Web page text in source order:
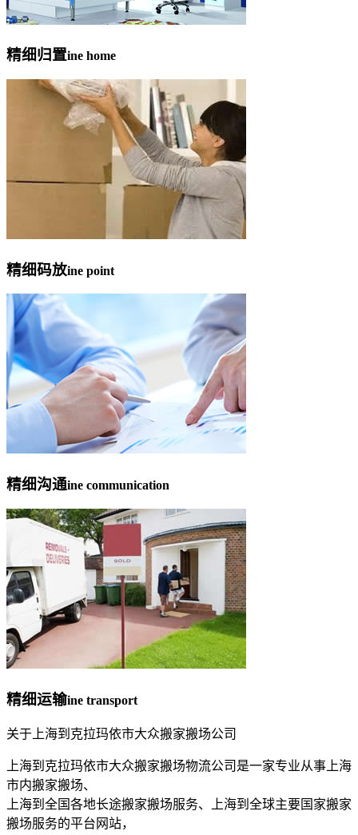
精细归置ine home
精细码放ine point
精细沟通ine communication
精细运输ine transport
关于上海到克拉玛依市大众搬家搬场公司
上海到克拉玛依市大众搬家搬场物流公司是一家专业从事上海
市内搬家搬场、
上海到全国各地长途搬家搬场服务、上海到全球主要国家搬家
搬场服务的平台网站，